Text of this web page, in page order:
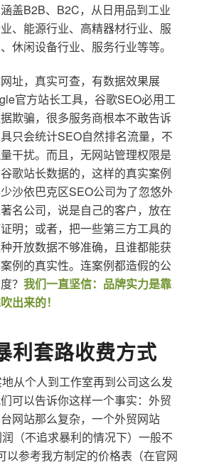
盖B2B、B2C，从日用品到工业
、能源行业、高精器材行业、服
休闲设备行业、服务行业等等。
址，真实可查，有数据效果展
官方站长工具，谷歌SEO必用工
欺骗，很多服务商根本不敢告诉
只会统计SEO自然排名流量，不
干扰。而且，无网站管理权限是
歌站长数据的，这样的真实案例
沙依巴克区SEO公司为了忽悠外
名公司，说是自己的客户，放在
明；或者，把一些第三方工具的
开放数据不够准确，且谁都能获
例的真实性。连案例都造假的公
？ 我们一直坚信：品牌实力是靠
出来的！
利套路收费方式
从个人到工作室再到公司这么发
可以告诉你这样一个事实：外贸
网站那么复杂，一个外贸网站
（不追求暴利的情况下）一般不
以参考我方制定的价格表（在官网